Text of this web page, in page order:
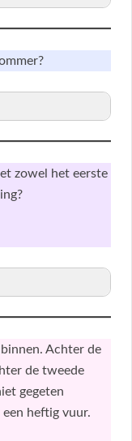
zowel het eerste
Achter de
de tweede
gegeten
heftig vuur.